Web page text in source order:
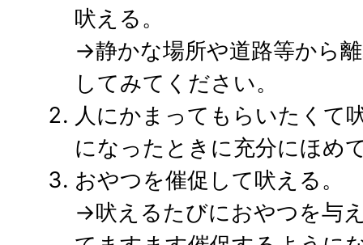
吠える。
→静かな場所や道路等から
してみてください。
人にかまってもらいたくて
になったときに充分にほめ
おやつを催促して吠える。
→吠えるたびにおやつを与